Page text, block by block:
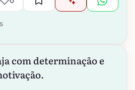
com determinação e